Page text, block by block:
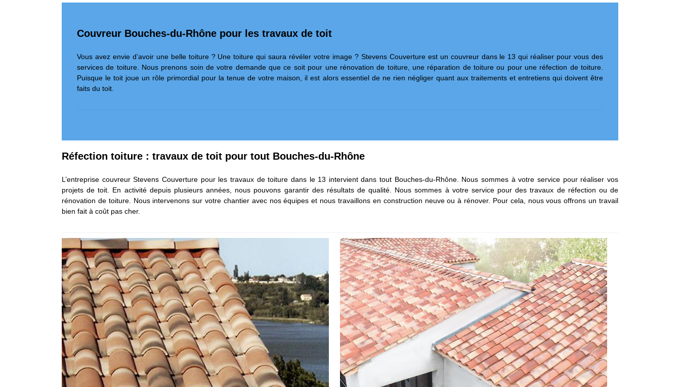
Couvreur Bouches-du-Rhône pour les travaux de toit
Vous avez envie d’avoir une belle toiture ? Une toiture qui saura révéler votre image ? Stevens Couverture est un couvreur dans le 13 qui réaliser pour vous des
services de toiture. Nous prenons soin de votre demande que ce soit pour une rénovation de toiture, une réparation de toiture ou pour une réfection de toiture.
Puisque le toit joue un rôle primordial pour la tenue de votre maison, il est alors essentiel de ne rien négliger quant aux traitements et entretiens qui doivent être
faits du toit.
Réfection toiture : travaux de toit pour tout Bouches-du-Rhône
L’entreprise couvreur Stevens Couverture pour les travaux de toiture dans le 13 intervient dans tout Bouches-du-Rhône. Nous sommes à votre service pour réaliser vos
projets de toit. En activité depuis plusieurs années, nous pouvons garantir des résultats de qualité. Nous sommes à votre service pour des travaux de réfection ou de
rénovation de toiture. Nous intervenons sur votre chantier avec nos équipes et nous travaillons en construction neuve ou à rénover. Pour cela, nous vous offrons un travail
bien fait à coût pas cher.